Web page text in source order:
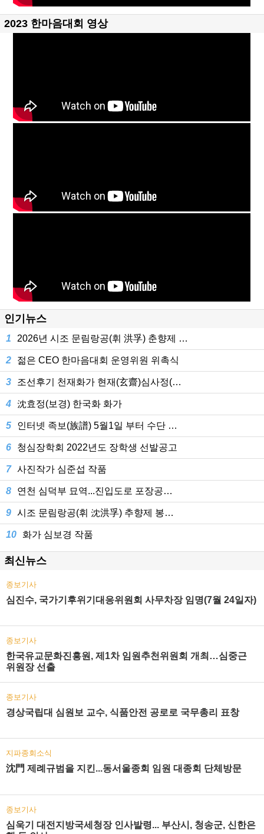
2023 한마음대회 영상
인기뉴스
1 2026년 시조 문림랑공(휘 洪孚) 춘향제 …
2 젊은 CEO 한마음대회 운영위원 위촉식
3 조선후기 천재화가 현재(玄齋)심사정(…
4 沈효정(보경) 한국화 화가
5 인터넷 족보(族譜) 5월1일 부터 수단 …
6 청심장학회 2022년도 장학생 선발공고
7 사진작가 심준섭 작품
8 연천 심덕부 묘역...진입도로 포장공…
9 시조 문림랑공(휘 沈洪孚) 추향제 봉…
10 화가 심보경 작품
최신뉴스
종보기사
심진수, 국가기후위기대응위원회 사무차장 임명(7월 24일자)
종보기사
한국유교문화진흥원, 제1차 임원추천위원회 개최…심중근
위원장 선출
종보기사
경상국립대 심원보 교수, 식품안전 공로로 국무총리 표창
지파종회소식
沈門 제례규범을 지킨...동서울종회 임원 대종회 단체방문
종보기사
심욱기 대전지방국세청장 인사발령... 부산시, 청송군, 신한은